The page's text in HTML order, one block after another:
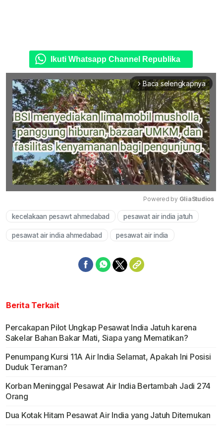
Ikuti Whatsapp Channel Republika
arrow_forward_ios Baca selengkapnya
Mute
Powered by GliaStudios
kecelakaan pesawt ahmedabad pesawat air india jatuh
pesawat air india ahmedabad pesawat air india
Berita Terkait
Percakapan Pilot Ungkap Pesawat India Jatuh karena
Sakelar Bahan Bakar Mati, Siapa yang Mematikan?
Penumpang Kursi 11A Air India Selamat, Apakah Ini Posisi
Duduk Teraman?
Korban Meninggal Pesawat Air India Bertambah Jadi 274
Orang
Dua Kotak Hitam Pesawat Air India yang Jatuh Ditemukan